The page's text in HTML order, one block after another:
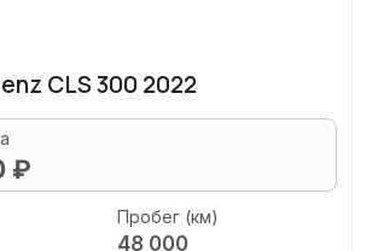
CLS 300 2022
₽
Пробег (км)
48 000